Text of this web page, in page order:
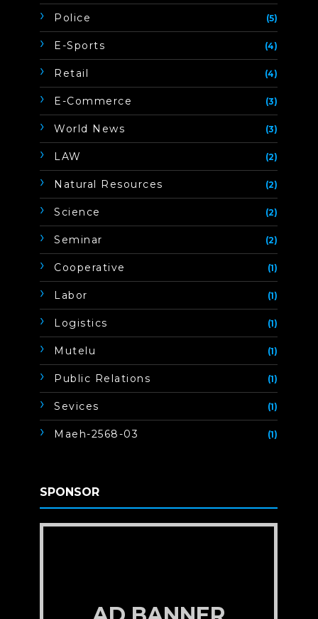
Police (5)
E-Sports (4)
Retail (4)
E-Commerce (3)
World News (3)
LAW (2)
Natural Resources (2)
Science (2)
Seminar (2)
Cooperative (1)
Labor (1)
Logistics (1)
Mutelu (1)
Public Relations (1)
Sevices (1)
Maeh-2568-03 (1)
SPONSOR